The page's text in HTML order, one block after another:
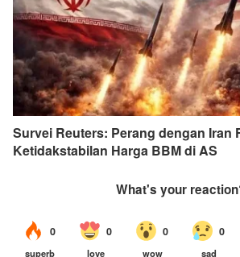
Survei Reuters: Perang dengan Iran
Ketidakstabilan Harga BBM di AS